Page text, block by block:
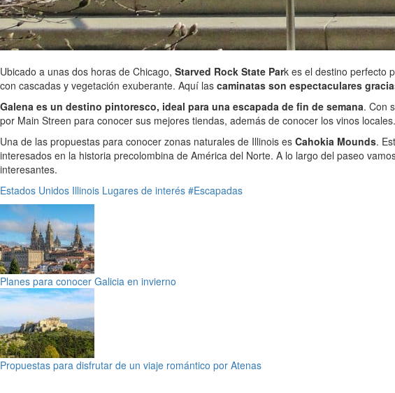
Ubicado a unas dos horas de Chicago, Starved Rock State Park es el destino perfecto
con cascadas y vegetación exuberante. Aquí las caminatas son espectaculares
Galena es un destino pintoresco, ideal para una escapada de fin de semana. Con
por Main Streen para conocer sus mejores tiendas, además de conocer los vinos
Una de las propuestas para conocer zonas naturales de Illinois es Cahokia Mounds.
interesados en la historia precolombina de América del Norte. A lo largo del paseo
interesantes.
Estados Unidos Illinois Lugares de interés #Escapadas
Planes para conocer Galicia en invierno
Propuestas para disfrutar de un viaje romántico por Atenas